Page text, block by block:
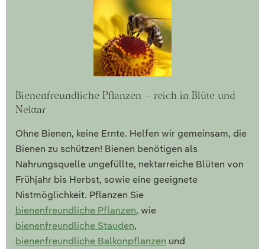
Bienenfreundliche Pflanzen – reich in Blüte und
Nektar
Ohne Bienen, keine Ernte. Helfen wir gemeinsam, die
Bienen zu schützen! Bienen benötigen als
Nahrungsquelle ungefüllte, nektarreiche Blüten von
Frühjahr bis Herbst, sowie eine geeignete
Nistmöglichkeit. Pflanzen Sie
bienenfreundliche Pflanzen, wie
bienenfreundliche Stauden,
bienenfreundliche Balkonpflanzen und